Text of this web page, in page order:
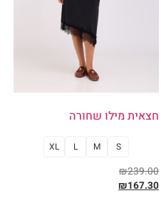
חצאית מילו שחורה
S
M
L
XL
₪239.00
₪167.30